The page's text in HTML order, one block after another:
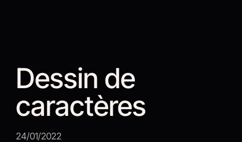
Dessin de
caractères
24/01/2022